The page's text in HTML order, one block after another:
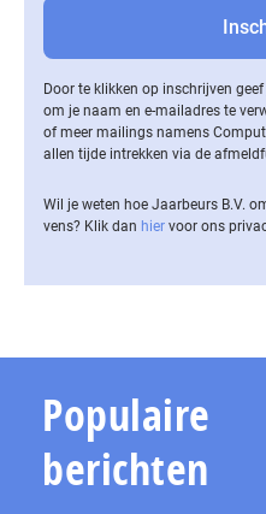
Door te klikken op inschrijven
om je naam en e-mailadres te
of meer mailings namens
allen tijde intrekken via de
Wil je weten hoe Jaarbeurs B.V.
vens? Klik dan hier voor ons
Populaire
berichten